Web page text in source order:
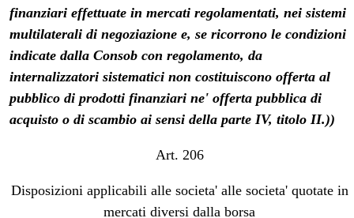
finanziari effettuate in mercati regolamentati, nei sistemi
multilaterali di negoziazione e, se ricorrono le condizioni
indicate dalla Consob con regolamento, da
internalizzatori sistematici non costituiscono offerta al
pubblico di prodotti finanziari ne' offerta pubblica di
acquisto o di scambio ai sensi della parte IV, titolo II.))
Art. 206
Disposizioni applicabili alle societa' alle societa' quotate in
mercati diversi dalla borsa